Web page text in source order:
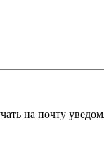
на почту